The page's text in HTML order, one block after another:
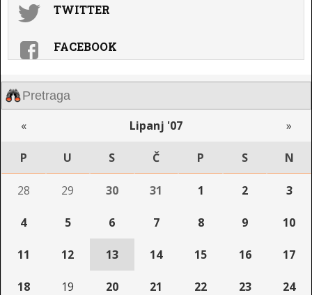
TWITTER
FACEBOOK
« Lipanj '07 »
P U S Č P S N
28 29 30 31 1 2 3
4 5 6 7 8 9 10
11 12 13 14 15 16 17
18 19 20 21 22 23 24